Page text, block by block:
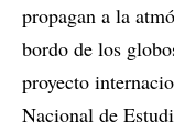
propagan a la
bordo de los
proyecto
Nacional de